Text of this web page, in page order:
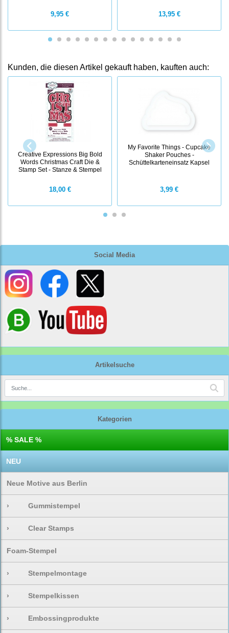
Social Media
Artikelsuche
Kategorien
% SALE %
NEU
Neue Motive aus Berlin
› Gummistempel
› Clear Stamps
Foam-Stempel
› Stempelmontage
› Stempelkissen
› Embossingprodukte
9,95 € 13,95 €
Kunden, die diesen Artikel gekauft haben, kauften auch:
Creative Expressions Big Bold
Words Christmas Craft Die &
Stamp Set - Stanze & Stempel
18,00 €
My Favorite Things - Cupcake
Shaker Pouches -
Schüttelkarteneinsatz Kapsel
3,99 €